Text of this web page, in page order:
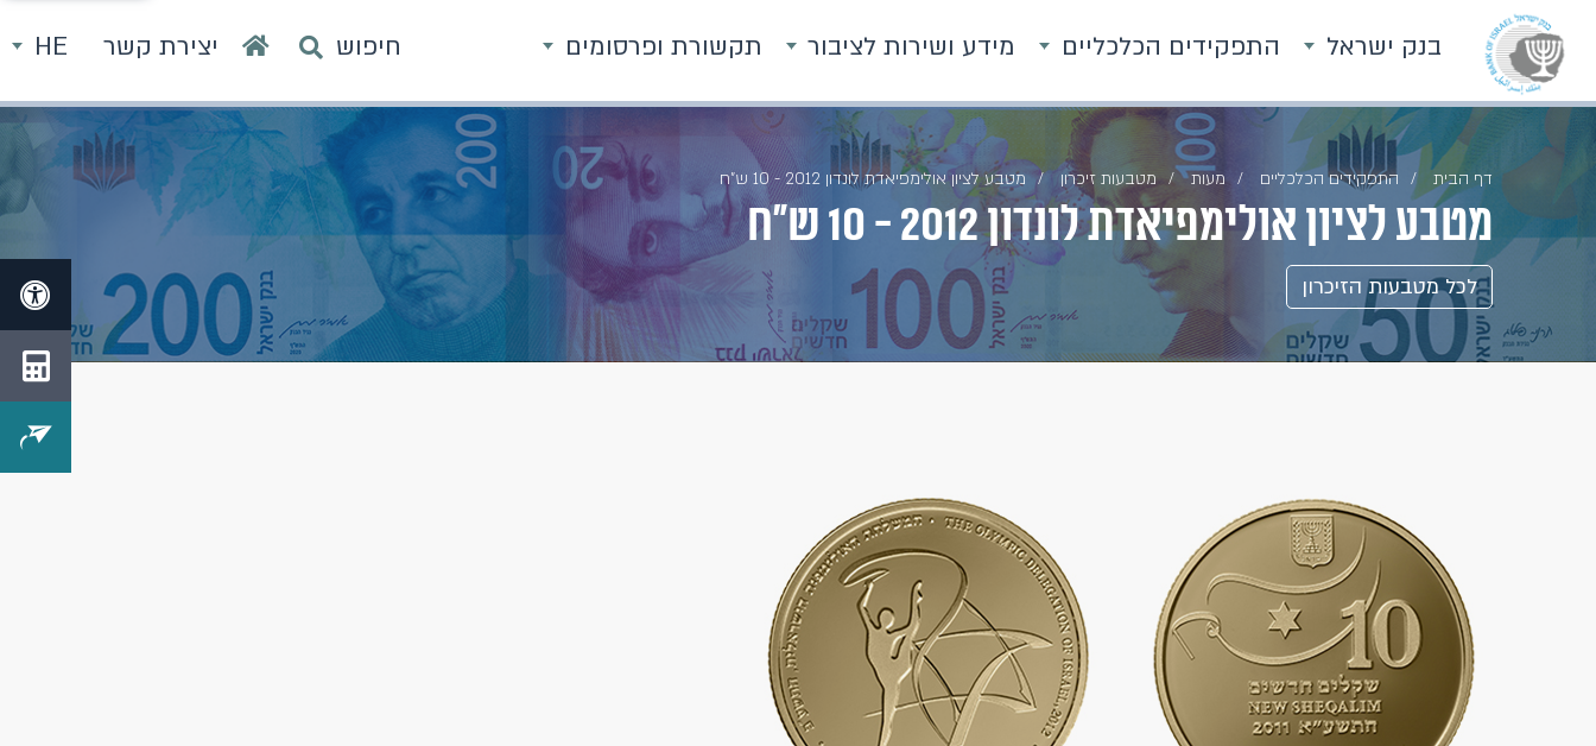
בנק ישראל התפקידים הכלכליים מידע ושירות לציבור תקשורת ופרסומים חיפוש יצירת קשר HE
דף הבית התפקידים הכלכליים מעות מטבעות זיכרון מטבע לציון אולימפיאדת לונדון 2012 - 10 ש"ח
מטבע לציון אולימפיאדת לונדון 2012 - 10 ש"ח
לכל מטבעות הזיכרון